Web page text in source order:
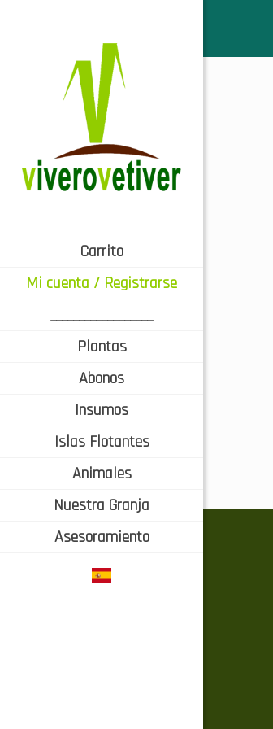
Carrito
Mi cuenta / Registrarse
__________________
Plantas
Abonos
Insumos
Islas Flotantes
Animales
Nuestra Granja
Asesoramiento